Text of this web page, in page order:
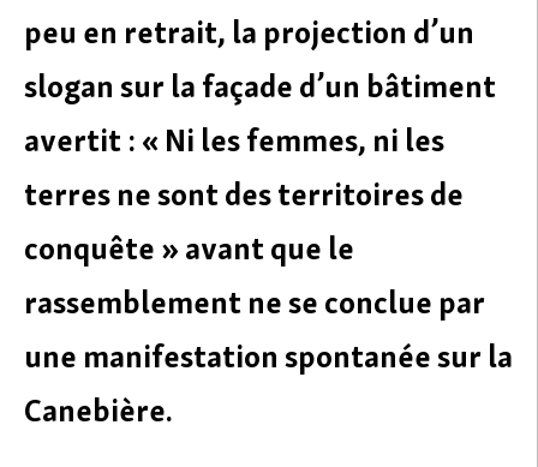
peu en retrait, la projection d’un
slogan sur la façade d’un bâtiment
avertit : « Ni les femmes, ni les
terres ne sont des territoires de
conquête » avant que le
rassemblement ne se conclue par
une manifestation spontanée sur la
Canebière.